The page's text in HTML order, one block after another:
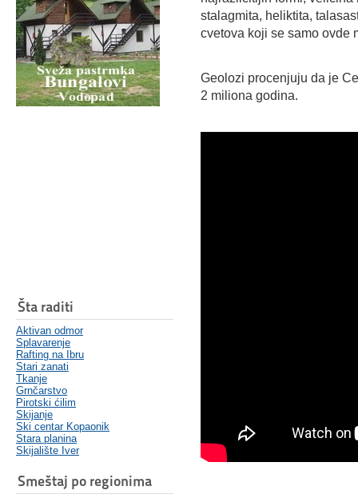
Šta raditi
Aktivan odmor
Splavarenje
Rafting na Ibru
Stari zanati
Tkanje
Grnčarstvo
Pirotski ćilim
Skijanje
Ski centar Kopaonik
Stara planina
Skijalište Iver
Smeštaj po regionima
stalagmita, heliktita,
cvetova koji se samo ovde
Geolozi procenjuju da je
2 miliona godina.